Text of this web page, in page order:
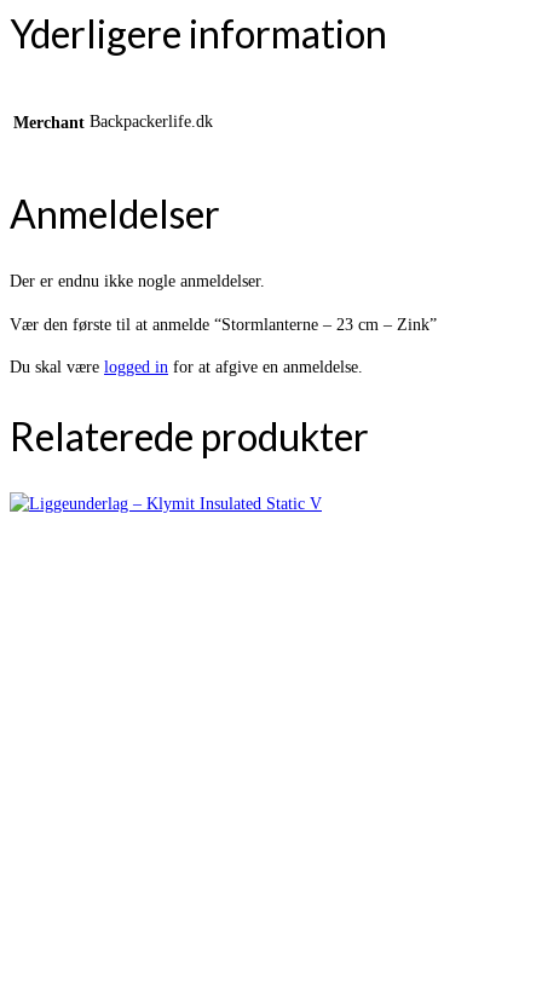
Yderligere information
Merchant Backpackerlife.dk
Anmeldelser
Der er endnu ikke nogle anmeldelser.
Vær den første til at anmelde “Stormlanterne – 23 cm – Zink”
Du skal være logged in for at afgive en anmeldelse.
Relaterede produkter